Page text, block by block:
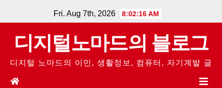
to
content
Fri. Aug 7th, 2026 8:02:17 AM
디지털노마드의 블로그
디지털 노마드의 이민, 생활정보, 컴퓨터, 자기계발 글